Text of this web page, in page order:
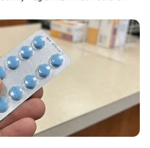
To Date Her In The 80s & This
To Seat-Kicking Kid And